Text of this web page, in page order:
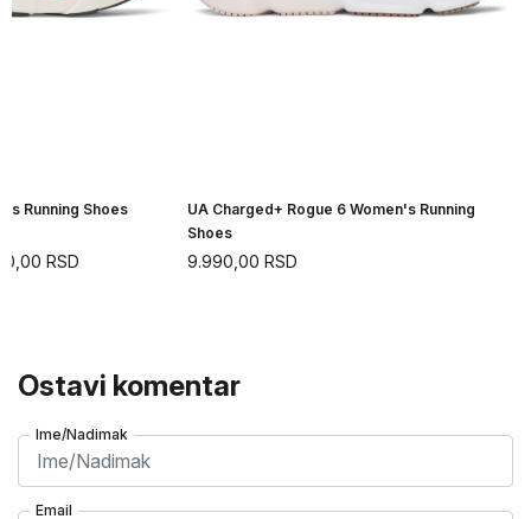
Running Shoes
RSD
UA Charged+ Rogue 6 Women's Running
Shoes
9.990,00 RSD
Ostavi komentar
Ime/Nadimak
Email